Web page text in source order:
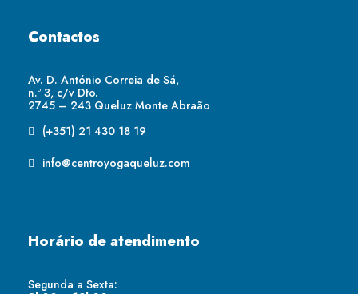
Contactos
Av. D. António Correia de Sá,
n.º 3, c/v Dto.
2745 – 243 Queluz Monte Abraão
(+351) 21 430 18 19
info@centroyogaqueluz.com
Horário de atendimento
Segunda a Sexta: